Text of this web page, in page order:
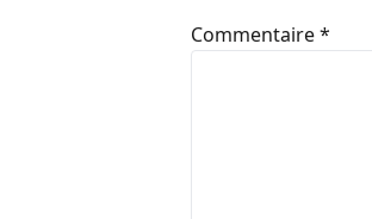
Commentaire*